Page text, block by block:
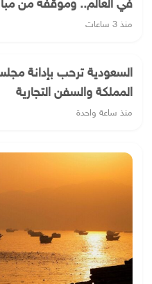
في العالم.. وموقفه من
منذ 3 ساعات
السعودية ترحب بإدانة
المملكة والسفن التجارية
منذ ساعة واحدة